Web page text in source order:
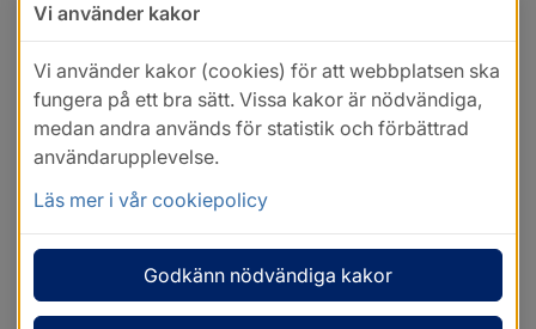
Vi använder kakor
Vi använder kakor (cookies) för att webbplatsen ska
fungera på ett bra sätt. Vissa kakor är nödvändiga,
medan andra används för statistik och förbättrad
användarupplevelse.
Läs mer i vår cookiepolicy
Godkänn nödvändiga kakor